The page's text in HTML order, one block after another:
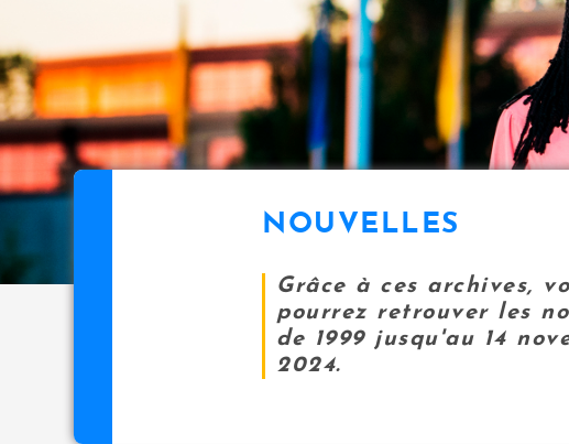
NOUVELLES
Grâce à ces archives,
pourrez retrouver les
de 1999 jusqu'au 14
2024.